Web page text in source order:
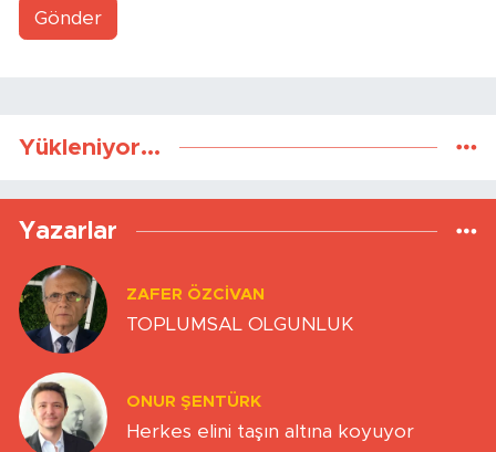
Gönder
Yükleniyor...
Yazarlar
ZAFER ÖZCIVAN
TOPLUMSAL OLGUNLUK
ONUR ŞENTÜRK
Herkes elini taşın altına koyuyor